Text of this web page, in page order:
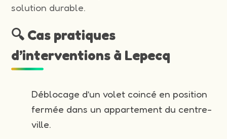
solution durable.
🔍 Cas pratiques
d’interventions à Lepecq
Déblocage d’un volet coincé en position
fermée dans un appartement du centre-
ville.